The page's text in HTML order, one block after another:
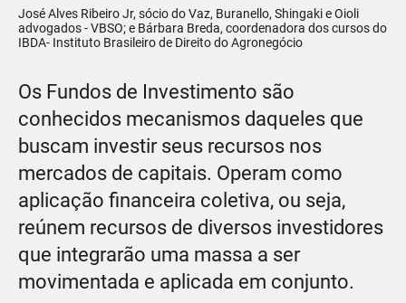
José Alves Ribeiro Jr, sócio do Vaz, Buranello, Shingaki e Oioli
advogados - VBSO; e Bárbara Breda, coordenadora dos cursos do
IBDA- Instituto Brasileiro de Direito do Agronegócio
Os Fundos de Investimento são
conhecidos mecanismos daqueles que
buscam investir seus recursos nos
mercados de capitais. Operam como
aplicação financeira coletiva, ou seja,
reúnem recursos de diversos investidores
que integrarão uma massa a ser
movimentada e aplicada em conjunto.